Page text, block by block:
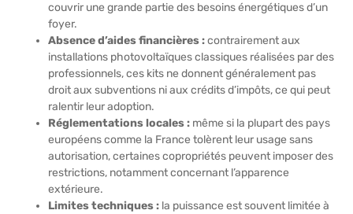
couvrir une grande partie des besoins énergétiques d’un
foyer.
Absence d’aides financières :contrairement aux
installations photovoltaïques classiques réalisées par des
professionnels, ces kits ne donnent généralement pas
droit aux subventions ni aux crédits d’impôts, ce qui peut
ralentir leur adoption.
Réglementations locales : même si la plupart des pays
européens comme la France tolèrent leur usage sans
autorisation, certaines copropriétés peuvent imposer des
restrictions, notamment concernant l’apparence
extérieure.
Limites techniques : la puissance est souvent limitée à